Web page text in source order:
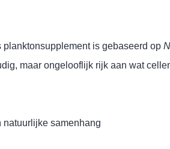
is gebaseerd op
maar ongelooflijk rijk aan wat
natuurlijke samenhang